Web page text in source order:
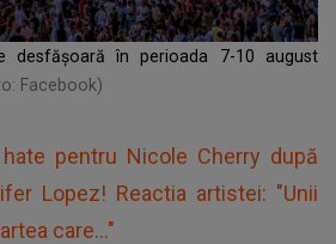
desfășoară în perioada 7-10 august
Facebook)
pentru Nicole Cherry după
Lopez! Reactia artistei: "Unii
care..."